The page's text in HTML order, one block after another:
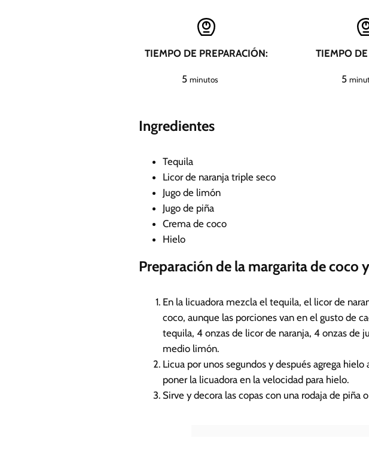
TIEMPO DE PREPARACIÓN:
5m
u
o
s
minutos
TIEMPO
5m
Ingredientes
Tequila
Licor de naranja triple seco
Jugo de limón
Jugo de piña
Crema de coco
Hielo
Preparación de la margarita de coco
En la licuadora mezcla el tequila, el licor de
coco, aunque las porciones van en el gusto de
tequila, 4 onzas de licor de naranja, 4 onzas de
medio limón.
Licua por unos segundos y después agrega
poner la licuadora en la velocidad para hielo.
Sirve y decora las copas con una rodaja de piña